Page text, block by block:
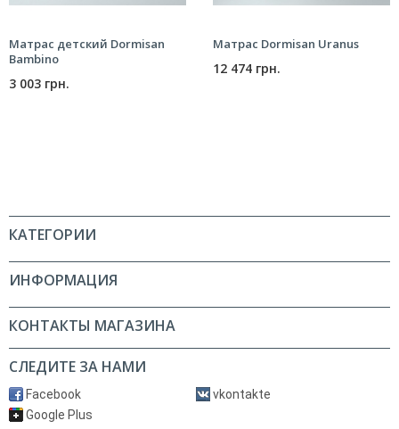
Матрас детский Dormisan
Bambino
3 003 грн.
Матрас Dormisan Uranus
12 474 грн.
КАТЕГОРИИ
ИНФОРМАЦИЯ
КОНТАКТЫ МАГАЗИНА
СЛЕДИТЕ ЗА НАМИ
Facebook
vkontakte
Google Plus